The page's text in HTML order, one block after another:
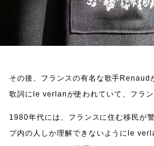
その後、フランスの有名な歌手
歌詞にle verlanが使われていて、フラン
1980年代には、フランスに住む移民が
プ内の人しか理解できないようにle